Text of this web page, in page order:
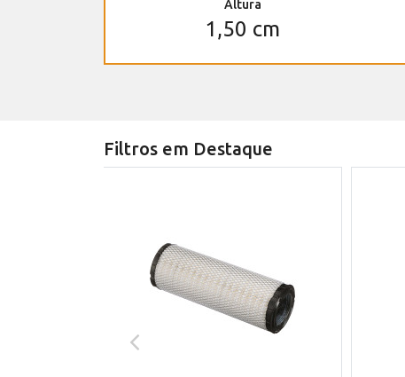
Altura
1,50 cm
Filtros em Destaque